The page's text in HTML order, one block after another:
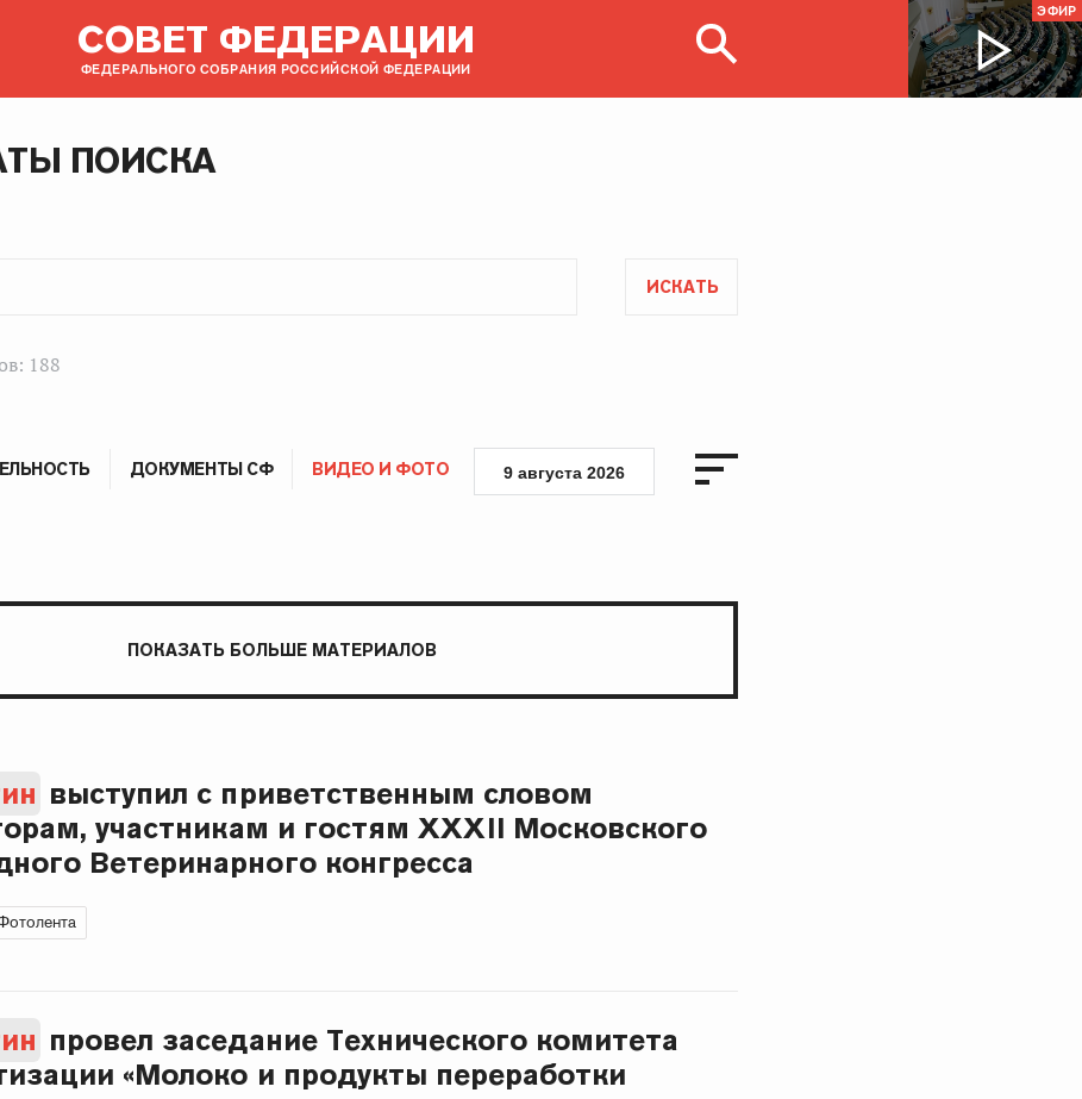
СОВЕТ ФЕДЕРАЦИИ
ФЕДЕРАЛЬНОГО СОБРАНИЯ РОССИЙСКОЙ ФЕДЕРАЦИИ
ЭФИР
ПОИСКА
ИСКАТЬ
188
ДОКУМЕНТЫ СФ ВИДЕО И ФОТО 9 августа 2026
ПОКАЗАТЬ БОЛЬШЕ МАТЕРИАЛОВ
выступил с приветственным словом
участникам и гостям XXXII Московского
Ветеринарного конгресса
провел заседание Технического комитета
«Молоко и продукты переработки